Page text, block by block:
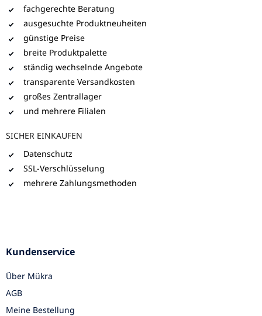
fachgerechte Beratung
ausgesuchte Produktneuheiten
günstige Preise
breite Produktpalette
ständig wechselnde Angebote
transparente Versandkosten
großes Zentrallager
und mehrere Filialen
SICHER EINKAUFEN
Datenschutz
SSL-Verschlüsselung
mehrere Zahlungsmethoden
Kundenservice
Über Mükra
AGB
Meine Bestellung